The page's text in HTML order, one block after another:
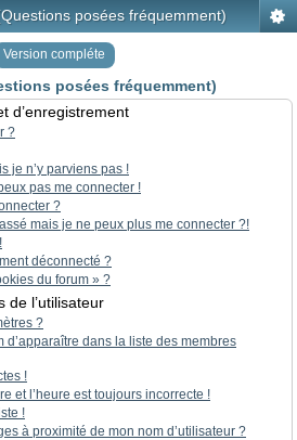
posées fréquemment)
Version compléte
posées fréquemment)
d’enregistrement
?
je n’y parviens pas !
pas me connecter !
?
mais je ne peux plus me connecter ?!
déconnecté ?
du forum » ?
de l’utilisateur
?
dans la liste des membres
!
et l’heure est toujours incorrecte !
!
à proximité de mon nom d’utilisateur ?